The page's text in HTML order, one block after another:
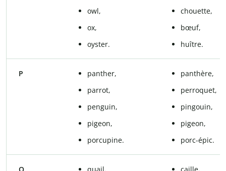
owl,
ox,
oyster.
chouette,
bœuf,
huître.
P
panther,
parrot,
penguin,
pigeon,
porcupine.
panthère,
perroquet,
pingouin,
pigeon,
porc-épic.